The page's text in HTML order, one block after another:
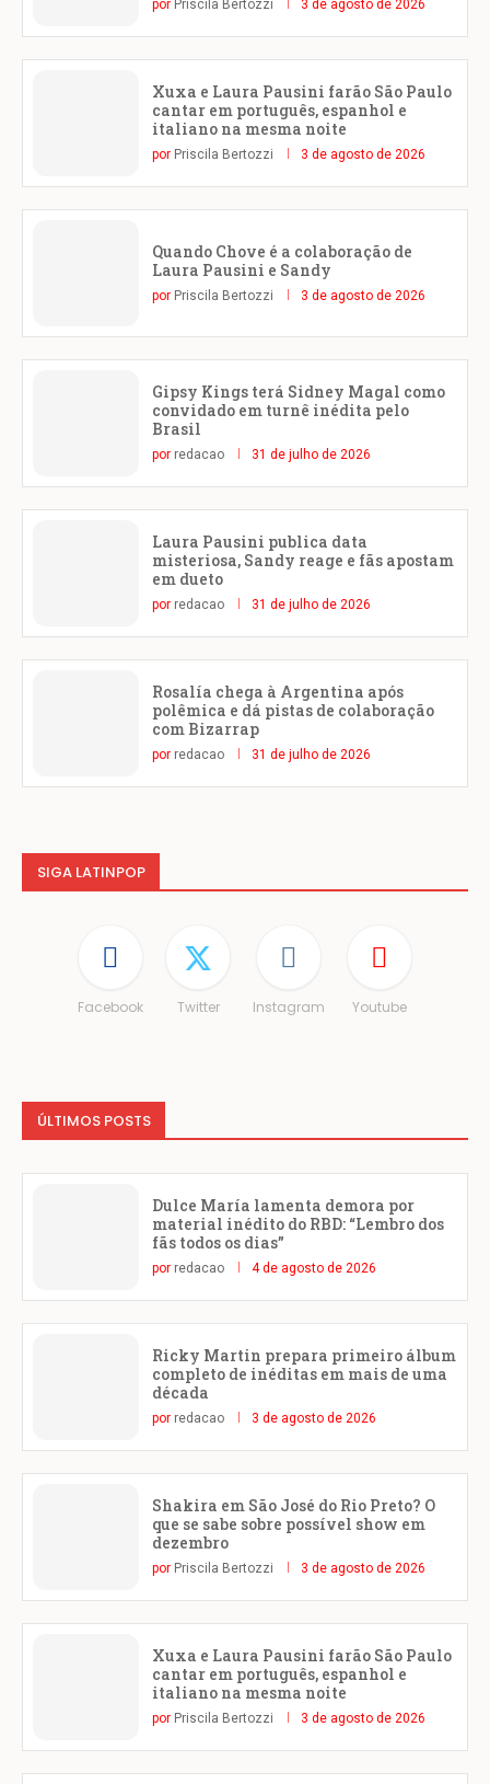
por Priscila Bertozzi 3 de agosto de 2026
Xuxa e Laura Pausini farão São Paulo
cantar em português, espanhol e
italiano na mesma noite
por Priscila Bertozzi 3 de agosto de 2026
Quando Chove é a colaboração de
Laura Pausini e Sandy
por Priscila Bertozzi 3 de agosto de 2026
Gipsy Kings terá Sidney Magal como
convidado em turnê inédita pelo
Brasil
por redacao 31 de julho de 2026
Laura Pausini publica data
misteriosa, Sandy reage e fãs apostam
em dueto
por redacao 31 de julho de 2026
Rosalía chega à Argentina após
polêmica e dá pistas de colaboração
com Bizarrap
por redacao 31 de julho de 2026
SIGA LATINPOP
Facebook Twitter Instagram Youtube
ÚLTIMOS POSTS
Dulce María lamenta demora por
material inédito do RBD: “Lembro dos
fãs todos os dias”
por redacao 4 de agosto de 2026
Ricky Martin prepara primeiro álbum
completo de inéditas em mais de uma
década
por redacao 3 de agosto de 2026
Shakira em São José do Rio Preto? O
que se sabe sobre possível show em
dezembro
por Priscila Bertozzi 3 de agosto de 2026
Xuxa e Laura Pausini farão São Paulo
cantar em português, espanhol e
italiano na mesma noite
por Priscila Bertozzi 3 de agosto de 2026